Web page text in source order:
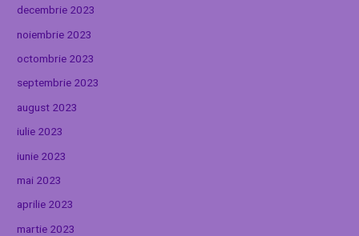
decembrie 2023
noiembrie 2023
octombrie 2023
septembrie 2023
august 2023
iulie 2023
iunie 2023
mai 2023
aprilie 2023
martie 2023